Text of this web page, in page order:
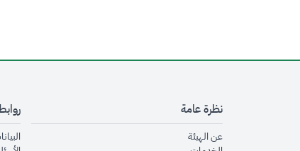
نظرة عامة
عن الهيئةopens in new window